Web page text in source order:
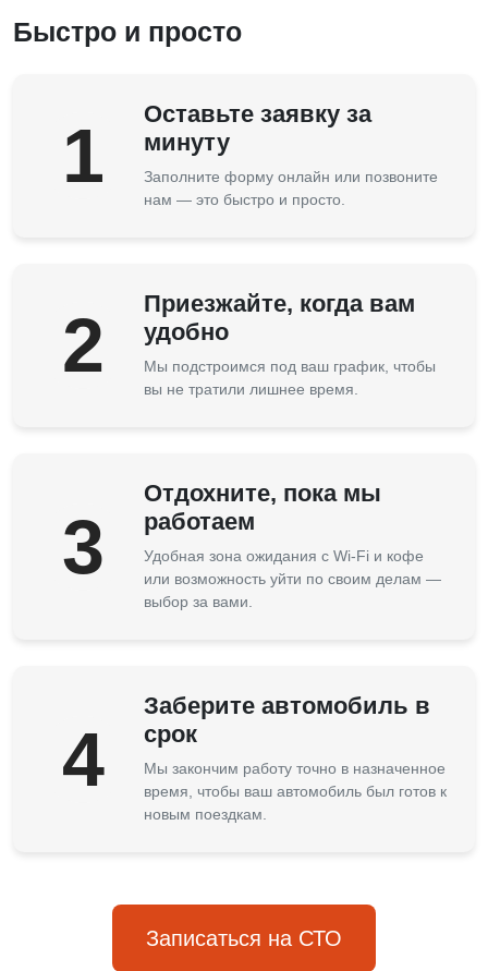
Быстро и просто
1
Оставьте заявку за
минуту
Заполните форму онлайн или позвоните
нам — это быстро и просто.
2
Приезжайте, когда вам
удобно
Мы подстроимся под ваш график, чтобы
вы не тратили лишнее время.
3
Отдохните, пока мы
работаем
Удобная зона ожидания с Wi-Fi и кофе
или возможность уйти по своим делам —
выбор за вами.
4
Заберите автомобиль в
срок
Мы закончим работу точно в назначенное
время, чтобы ваш автомобиль был готов к
новым поездкам.
Записаться на СТО